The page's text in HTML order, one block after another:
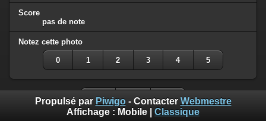
Score
pas de note
Notez cette photo
0 1 2 3 4 5
Propulsé par Piwigo- Contacter Webmestre
Affichage : Mobile Classique